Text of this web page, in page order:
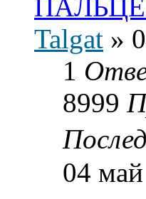
Talgat »
1
8999
04